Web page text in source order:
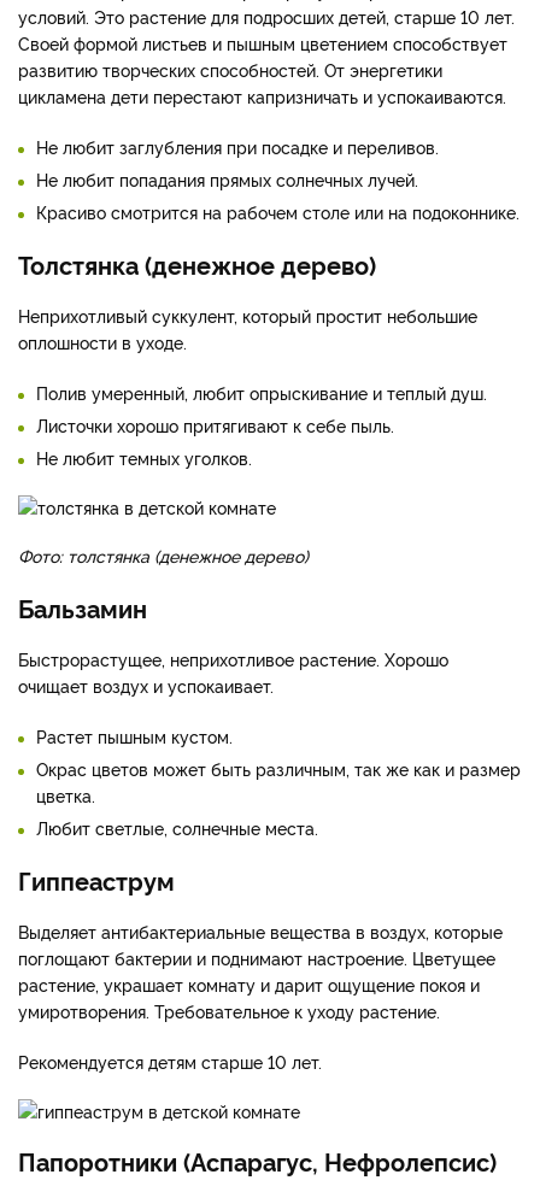
условий. Это растение для подросших детей, старше 10 лет.
Своей формой листьев и пышным цветением способствует
развитию творческих способностей. От энергетики
цикламена дети перестают капризничать и успокаиваются.
Не любит заглубления при посадке и переливов.
Не любит попадания прямых солнечных лучей.
Красиво смотрится на рабочем столе или на подоконнике.
Толстянка (денежное дерево)
Неприхотливый суккулент, который простит небольшие
оплошности в уходе.
Полив умеренный, любит опрыскивание и теплый душ.
Листочки хорошо притягивают к себе пыль.
Не любит темных уголков.
Фото: толстянка (денежное дерево)
Бальзамин
Быстрорастущее, неприхотливое растение. Хорошо
очищает воздух и успокаивает.
Растет пышным кустом.
Окрас цветов может быть различным, так же как и размер
цветка.
Любит светлые, солнечные места.
Гиппеаструм
Выделяет антибактериальные вещества в воздух, которые
поглощают бактерии и поднимают настроение. Цветущее
растение, украшает комнату и дарит ощущение покоя и
умиротворения. Требовательное к уходу растение.
Рекомендуется детям старше 10 лет.
Папоротники (Аспарагус, Нефролепсис)